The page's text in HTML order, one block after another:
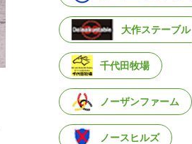
大作ステーブル
千代田牧場
ノーザンファーム
ノースヒルズ